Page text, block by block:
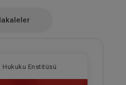
Hukuku Enstitüsü